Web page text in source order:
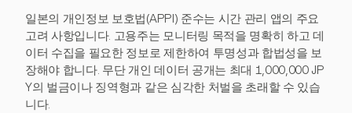
일본의 개인정보 보호법(APPI) 준수는 시간 관리 앱의 주요
고려 사항입니다. 고용주는 모니터링 목적을 명확히 하고 데
이터 수집을 필요한 정보로 제한하여 투명성과 합법성을 보
장해야 합니다. 무단 개인 데이터 공개는 최대 1,000,000 JP
Y의 벌금이나 징역형과 같은 심각한 처벌을 초래할 수 있습
니다.